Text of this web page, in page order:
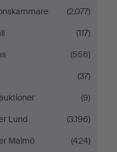
(2.077)
(117)
(556)
(37)
(9)
Lund
(3.196)
Malmö
(424)